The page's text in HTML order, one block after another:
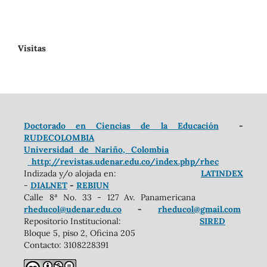
Visitas
Doctorado en Ciencias de la Educación-
RUDECOLOMBIA
Universidad de Nariño, Colombia
http://revistas.udenar.edu.co/index.php/rhec
Indizada y/o alojada en:LATINDEX
- DIALNET - REBIUN
Calle 8ª No. 33 - 127 Av. Panamericana
rheducol@udenar.edu.co-rheducol@gmail.com
Repositorio Institucional: SIRED
Bloque 5, piso 2, Oficina 205
Contacto: 3108228391